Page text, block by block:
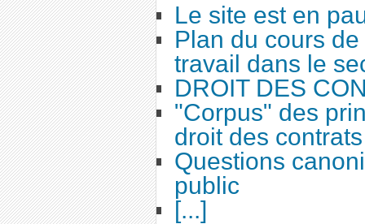
Le site est en
Plan du cours
travail dans le
DROIT DES
"Corpus" des
droit des
Questions
public
[...]